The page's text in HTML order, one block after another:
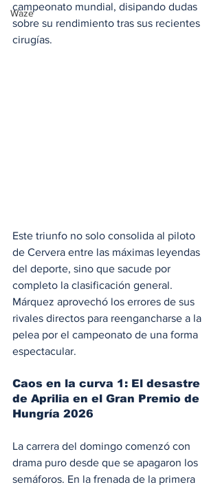
Waze
campeonato mundial, disipando dudas
sobre su rendimiento tras sus recientes
cirugías.
Este triunfo no solo consolida al piloto
de Cervera entre las máximas leyendas
del deporte, sino que sacude por
completo la clasificación general.
Márquez aprovechó los errores de sus
rivales directos para reengancharse a la
pelea por el campeonato de una forma
espectacular.
Caos en la curva 1: El desastre
de Aprilia en el Gran Premio de
Hungría 2026
La carrera del domingo comenzó con
drama puro desde que se apagaron los
semáforos. En la frenada de la primera